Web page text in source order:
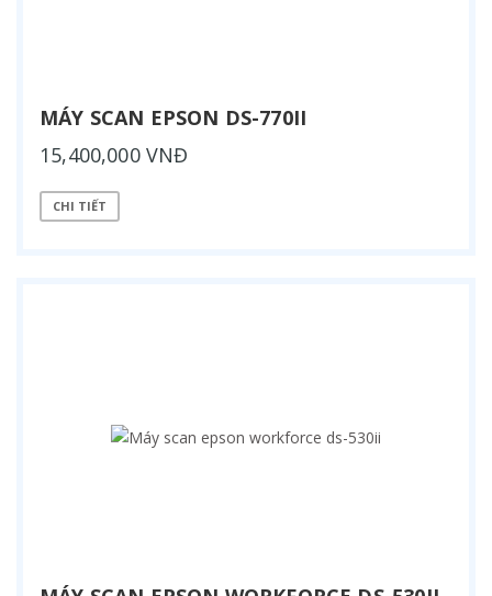
MÁY SCAN EPSON DS-770II
15,400,000 VNĐ
CHI TIẾT